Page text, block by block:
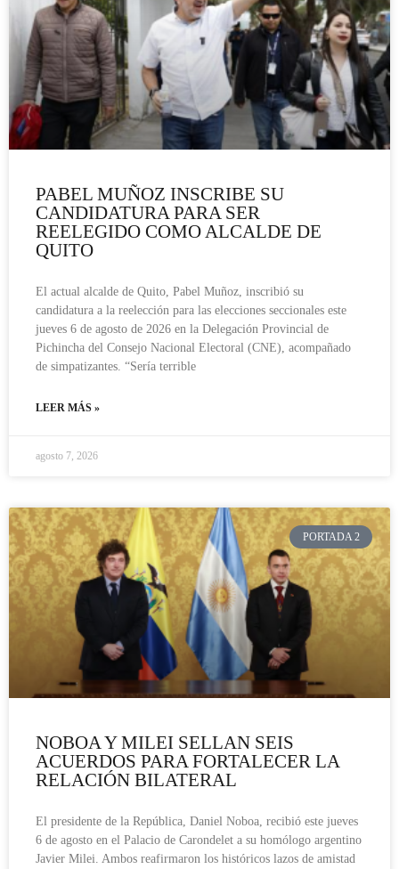
PABEL MUÑOZ INSCRIBE SU
CANDIDATURA PARA SER
REELEGIDO COMO ALCALDE DE
QUITO
El actual alcalde de Quito, Pabel Muñoz, inscribió su
candidatura a la reelección para las elecciones seccionales este
jueves 6 de agosto de 2026 en la Delegación Provincial de
Pichincha del Consejo Nacional Electoral (CNE), acompañado
de simpatizantes. “Sería terrible
LEER MÁS »
agosto 7, 2026
PORTADA 2
NOBOA Y MILEI SELLAN SEIS
ACUERDOS PARA FORTALECER LA
RELACIÓN BILATERAL
El presidente de la República, Daniel Noboa, recibió este jueves
6 de agosto en el Palacio de Carondelet a su homólogo argentino
Javier Milei. Ambos reafirmaron los históricos lazos de amistad